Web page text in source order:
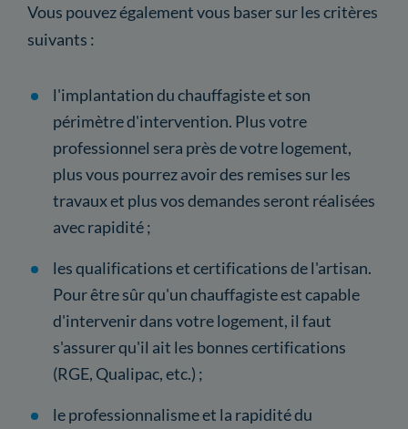
Vous pouvez également vous baser sur les critères
suivants :
l'implantation du chauffagiste et son
périmètre d'intervention. Plus votre
professionnel sera près de votre logement,
plus vous pourrez avoir des remises sur les
travaux et plus vos demandes seront réalisées
avec rapidité ;
les qualifications et certifications de l'artisan.
Pour être sûr qu'un chauffagiste est capable
d'intervenir dans votre logement, il faut
s'assurer qu'il ait les bonnes certifications
(RGE, Qualipac, etc.) ;
le professionnalisme et la rapidité du